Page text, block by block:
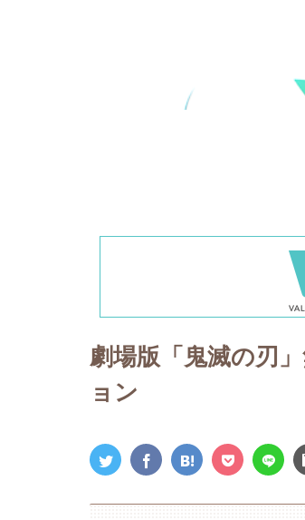
劇場版「鬼滅の刃
ョン